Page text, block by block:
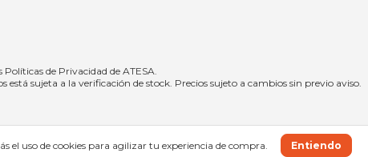
el uso de cookies para agilizar tu experiencia de compra. Entiendo
de Privacidad de ATESA.
sujeta a la verificación de stock. Precios sujeto a cambios sin previo aviso.